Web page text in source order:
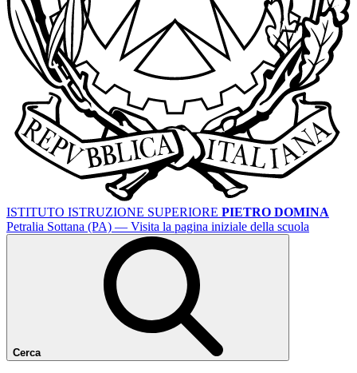
ISTITUTO ISTRUZIONE SUPERIORE PIETRO DOMINA
Petralia Sottana (PA) — Visita la pagina iniziale della scuola
Cerca